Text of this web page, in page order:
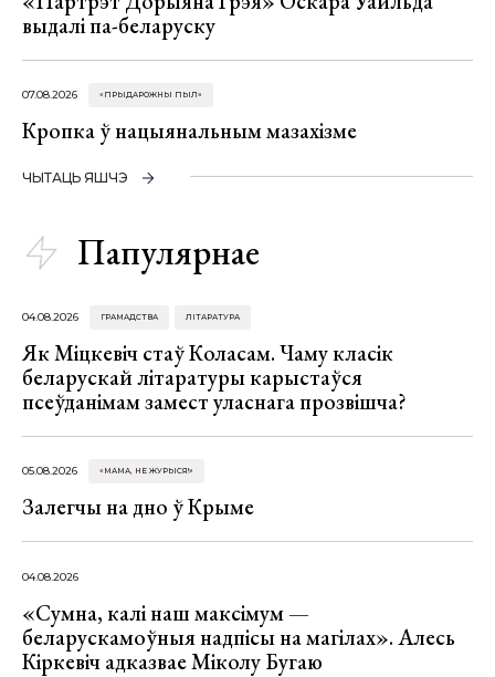
выдалі па-беларуску
07.08.2026 «ПРЫДАРОЖНЫ ПЫЛ»
Кропка ў нацыянальным мазахізме
ЧЫТАЦЬ ЯШЧЭ
Папулярнае
04.08.2026 ГРАМАДСТВА ЛІТАРАТУРА
Як Міцкевіч стаў Коласам. Чаму класік
беларускай літаратуры карыстаўся
псеўданімам замест уласнага прозвішча?
05.08.2026 «МАМА, НЕ ЖУРЫСЯ!»
Залегчы на дно ў Крыме
04.08.2026
«Сумна, калі наш максімум —
беларускамоўныя надпісы на магілах». Алесь
Кіркевіч адказвае Міколу Бугаю